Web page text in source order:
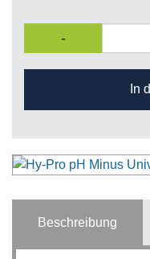
-
In
Beschreibung